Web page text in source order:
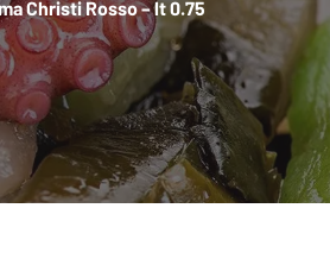
Christi Rosso – lt 0.75